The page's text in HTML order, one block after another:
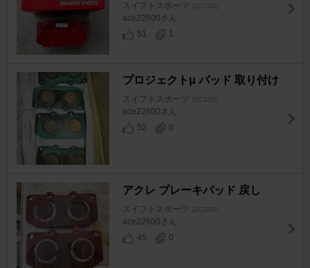
スイフトスポーツ [ZC33S]
ace22600さん
51
1
プロジェクトμ パッド 取り付け
スイフトスポーツ [ZC33S]
ace22600さん
52
0
アクレ ブレーキパッド 戻し
スイフトスポーツ [ZC33S]
ace22600さん
45
0